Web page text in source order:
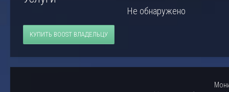
Не обнаружено
КУПИТЬ BOOST ВЛАДЕЛЬЦУ